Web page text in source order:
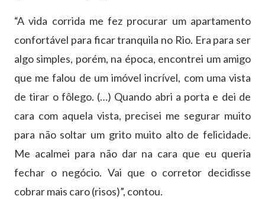
“A vida corrida me fez procurar um apartamento
confortável para ficar tranquila no Rio. Era para ser
algo simples, porém, na época, encontrei um amigo
que me falou de um imóvel incrível, com uma vista
de tirar o fôlego. (…) Quando abri a porta e dei de
cara com aquela vista, precisei me segurar muito
para não soltar um grito muito alto de felicidade.
Me acalmei para não dar na cara que eu queria
fechar o negócio. Vai que o corretor decidisse
cobrar mais caro (risos)”, contou.